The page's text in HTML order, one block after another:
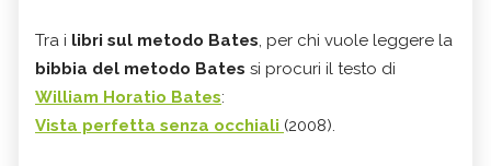
Tra i libri sul metodo Bates, per chi vuole leggere la
bibbia del metodo Bates si procuri il testo di
William Horatio Bates:
Vista perfetta senza occhiali (2008).